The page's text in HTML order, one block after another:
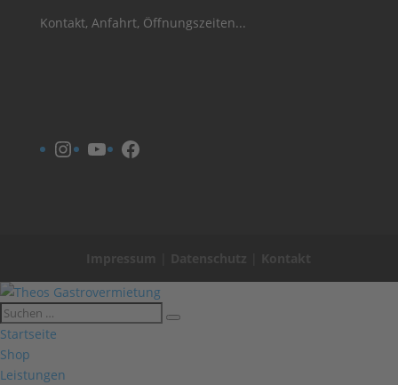
Kontakt, Anfahrt, Öffnungszeiten...
Instagram
YouTubeFacebook
Impressum Datenschutz Kontakt
Startseite
Shop
Leistungen